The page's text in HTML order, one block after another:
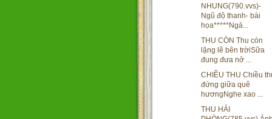
NHUNG(790.vvs)-
Ngũ độ thanh- bài
họa*****Ngà...
THU CÒN Thu còn
lặng lẽ bên trờiSữa
đung đưa nở ...
CHIỀU THU Chiều
đứng giữa quê
hươngNghe xao ...
THU HẢI